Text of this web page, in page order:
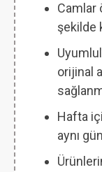
Camlar
şekilde
orijinal
Hafta
aynı